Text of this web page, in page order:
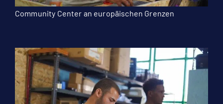
Community Center an europäischen Grenzen